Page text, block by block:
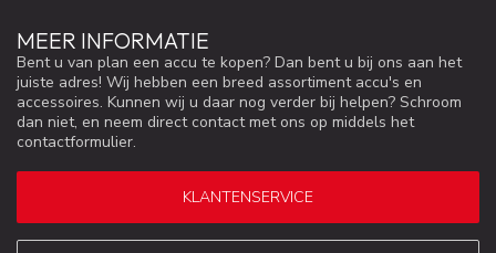
MEER INFORMATIE
Bent u van plan een accu te kopen? Dan bent u bij ons aan het
juiste adres! Wij hebben een breed assortiment accu's en
accessoires. Kunnen wij u daar nog verder bij helpen? Schroom
dan niet, en neem direct contact met ons op middels het
contactformulier.
KLANTENSERVICE